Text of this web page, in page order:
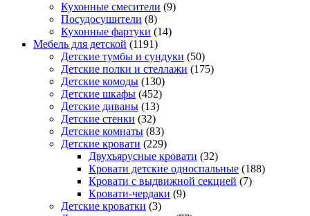
Кухонные смесители (9)
Посудосушители (8)
Кухонные фартуки (14)
Мебель для детской (1191)
Детские тумбы и сундуки (50)
Детские полки и стеллажи (175)
Детские комоды (130)
Детские шкафы (452)
Детские диваны (13)
Детские стенки (32)
Детские комнаты (83)
Детские кровати (229)
Двухъярусные кровати (32)
Кровати детские односпальные (188)
Кровати с выдвижной секцией (7)
Кровати-чердаки (9)
Детские кроватки (3)